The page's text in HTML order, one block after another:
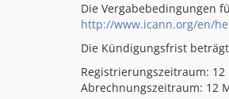
Die Vergabebedingungen
http://www.icann.org/en/
Die Kündigungsfrist
Registrierungszeitraum: 12
Abrechnungszeitraum: 12